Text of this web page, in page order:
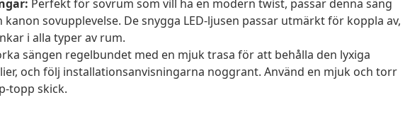
Perfekt för sovrum som vill ha en modern twist, passar denna säng
sovupplevelse. De snygga LED-ljusen passar utmärkt för koppla av,
i alla typer av rum.
sängen regelbundet med en mjuk trasa för att behålla den lyxiga
och följ installationsanvisningarna noggrant. Använd en mjuk och torr
topp skick.